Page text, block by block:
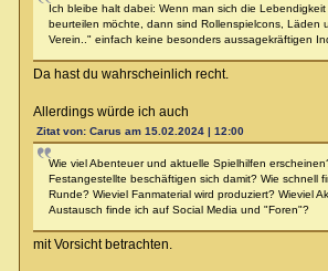
Ich bleibe halt dabei: Wenn man sich die
beurteilen möchte, dann sind Rollenspielcons, Läden
Verein.." einfach keine besonders aussagekräftigen
Da hast du wahrscheinlich recht.
Allerdings würde ich auch
Zitat von: Carus am 15.02.2024 | 12:00
Wie viel Abenteuer und aktuelle Spielhilfen
Festangestellte beschäftigen sich damit? Wie schnell
Runde? Wieviel Fanmaterial wird produziert? Wieviel
Austausch finde ich auf Social Media und "Foren"?
mit Vorsicht betrachten.